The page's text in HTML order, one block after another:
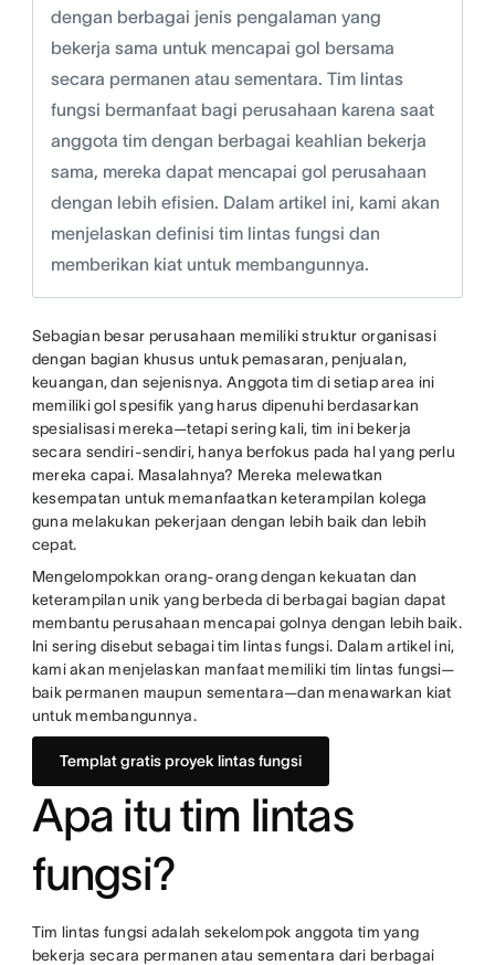
dengan berbagai jenis pengalaman yang
bekerja sama untuk mencapai gol bersama
secara permanen atau sementara. Tim lintas
fungsi bermanfaat bagi perusahaan karena saat
anggota tim dengan berbagai keahlian bekerja
sama, mereka dapat mencapai gol perusahaan
dengan lebih efisien. Dalam artikel ini, kami akan
menjelaskan definisi tim lintas fungsi dan
memberikan kiat untuk membangunnya.
Sebagian besar perusahaan memiliki struktur organisasi
dengan bagian khusus untuk pemasaran, penjualan,
keuangan, dan sejenisnya. Anggota tim di setiap area ini
memiliki gol spesifik yang harus dipenuhi berdasarkan
spesialisasi mereka—tetapi sering kali, tim ini bekerja
secara sendiri-sendiri, hanya berfokus pada hal yang perlu
mereka capai. Masalahnya? Mereka melewatkan
kesempatan untuk memanfaatkan keterampilan kolega
guna melakukan pekerjaan dengan lebih baik dan lebih
cepat.
Mengelompokkan orang-orang dengan kekuatan dan
keterampilan unik yang berbeda di berbagai bagian dapat
membantu perusahaan mencapai golnya dengan lebih baik.
Ini sering disebut sebagai tim lintas fungsi. Dalam artikel ini,
kami akan menjelaskan manfaat memiliki tim lintas fungsi—
baik permanen maupun sementara—dan menawarkan kiat
untuk membangunnya.
Templat gratis proyek lintas fungsi
Apa itu tim lintas
fungsi?
Tim lintas fungsi adalah sekelompok anggota tim yang
bekerja secara permanen atau sementara dari berbagai